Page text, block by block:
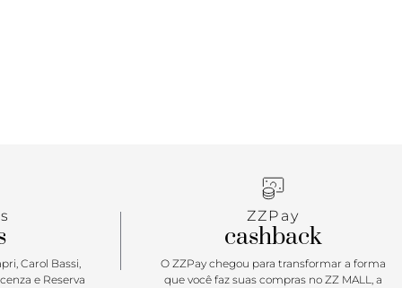
Carol Bassi,
e Reserva
ZZPay
cashback
O ZZPay chegou para transformar a forma
que você faz suas compras no ZZ MALL, a